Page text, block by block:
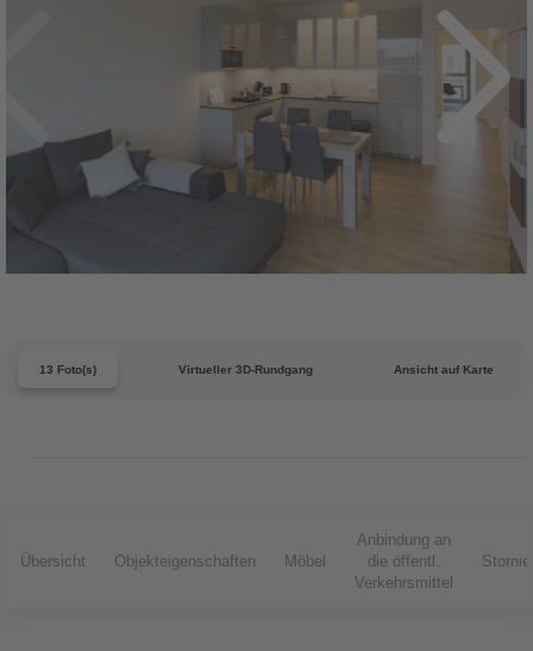
13 Foto(s) Virtueller 3D-Rundgang Ansicht auf Karte
Übersicht Objekteigenschaften Möbel
Anbindung an
die öffentl.
Verkehrsmittel